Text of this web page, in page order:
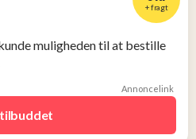
+ fragt
muligheden til at bestille
Annoncelink
tilbuddet